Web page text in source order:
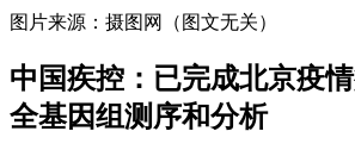
图片来源：摄图网（图文无关）
中国疾控：已完成北京疫
全基因组测序和分析